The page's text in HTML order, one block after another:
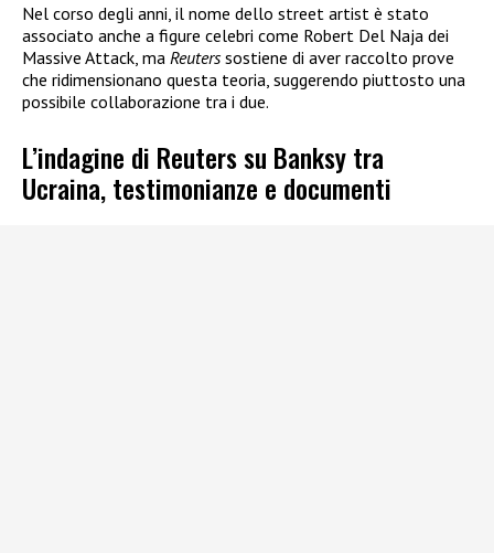
Nel corso degli anni, il nome dello street artist è stato
associato anche a figure celebri come Robert Del Naja dei
Massive Attack, ma Reuterssostiene di aver raccolto prove
che ridimensionano questa teoria, suggerendo piuttosto una
possibile collaborazione tra i due.
L’indagine di Reuters su Banksy tra
Ucraina, testimonianze e documenti